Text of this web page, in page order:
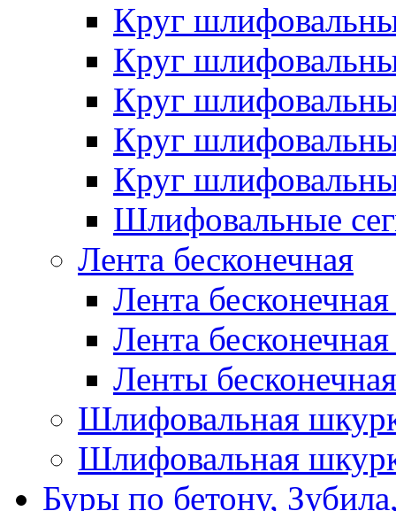
Круг
Круг
Круг
Круг
Круг
Шлифовальные
Лента бесконечная
Лента
Лента
Ленты
Шлифовальная
Шлифовальная
Буры по бетону,